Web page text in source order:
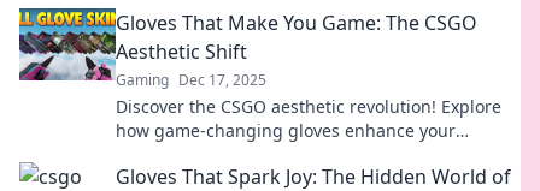
Gloves That Make You Game: The CSGO
Aesthetic Shift
Gaming Dec 17, 2025
Discover the CSGO aesthetic revolution! Explore
how game-changing gloves enhance your
today!
Gloves That Spark Joy: The Hidden World of